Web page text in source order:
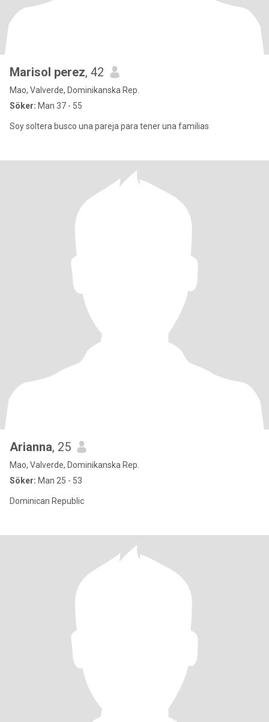
Marisol perez, 42
Mao, Valverde, Dominikanska Rep.
Söker: Man 37 - 55
Soy soltera busco una pareja para tener una familias
Arianna, 25
Mao, Valverde, Dominikanska Rep.
Söker: Man 25 - 53
Dominican Republic